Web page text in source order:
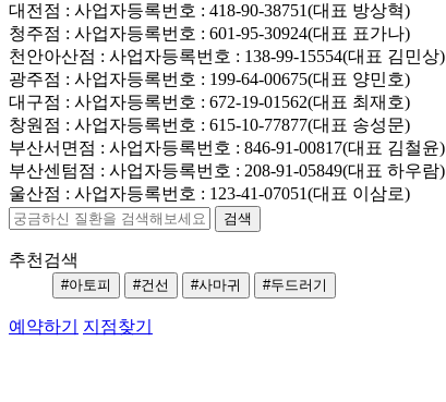
대전점 : 사업자등록번호 : 418-90-38751(대표 방상혁)
청주점 : 사업자등록번호 : 601-95-30924(대표 표가나)
천안아산점 : 사업자등록번호 : 138-99-15554(대표 김민상)
광주점 : 사업자등록번호 : 199-64-00675(대표 양민호)
대구점 : 사업자등록번호 : 672-19-01562(대표 최재호)
창원점 : 사업자등록번호 : 615-10-77877(대표 송성문)
부산서면점 : 사업자등록번호 : 846-91-00817(대표 김철윤)
부산센텀점 : 사업자등록번호 : 208-91-05849(대표 하우람)
울산점 : 사업자등록번호 : 123-41-07051(대표 이삼로)
추천검색
#아토피 #건선 #사마귀 #두드러기
예약하기 지점찾기